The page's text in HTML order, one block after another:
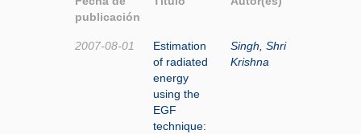
publicación
2007-08-01
Estimation
of radiated
energy
using the
EGF
technique:
Singh, Shri
Krishna